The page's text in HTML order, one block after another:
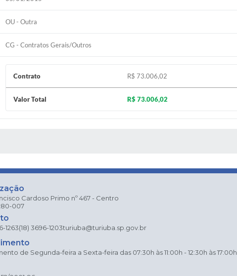
OU - Outra
CG - Contratos Gerais/Outros
Contrato
R$ 73.006,02
Valor Total R$ 73.006,02
Cardoso Primo nº 467 - Centro
007
1263(18) 3696-1203turiuba@turiuba.sp.gov.br
de Segunda-feira a Sexta-feira das 07:30h às 11:00h - 12:30h às 17:00h